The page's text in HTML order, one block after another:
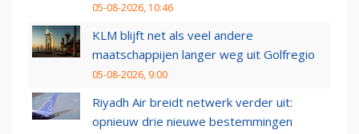
05-08-2026, 10:46
KLM blijft net als veel andere
maatschappijen langer weg uit Golfregio
05-08-2026, 9:00
Riyadh Air breidt netwerk verder uit:
opnieuw drie nieuwe bestemmingen